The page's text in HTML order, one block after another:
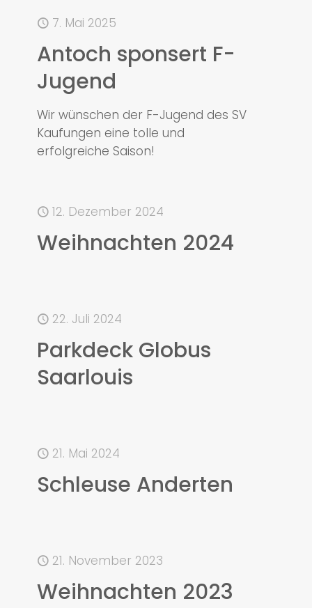
7. Mai 2025
Antoch sponsert F-
Jugend
Wir wünschen der F-Jugend des SV
Kaufungen eine tolle und
erfolgreiche Saison!
12. Dezember 2024
Weihnachten 2024
22. Juli 2024
Parkdeck Globus
Saarlouis
21. Mai 2024
Schleuse Anderten
21. November 2023
Weihnachten 2023